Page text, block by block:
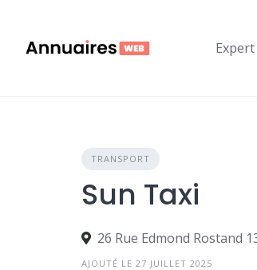
content
TRANSPORT
Sun Taxi
26 Rue Edmond Rostand
AJOUTÉ LE 27 JUILLET 2025